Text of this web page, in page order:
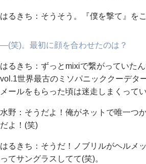
はるきち：そうそう。『僕を撃て』を
―(笑)。最初に顔を合わせたのは？
はるきち：ずっとmixiで繋がっていた
vol.1世界最古のミソパニッククーデタ
メールをもらった頃は迷走しまくって
水野：そうだよ！俺がネットで唯一つ
だよ！(笑)
はるきち：そうだ！ノブリルがヘルメ
ってサングラスしてて(笑)。